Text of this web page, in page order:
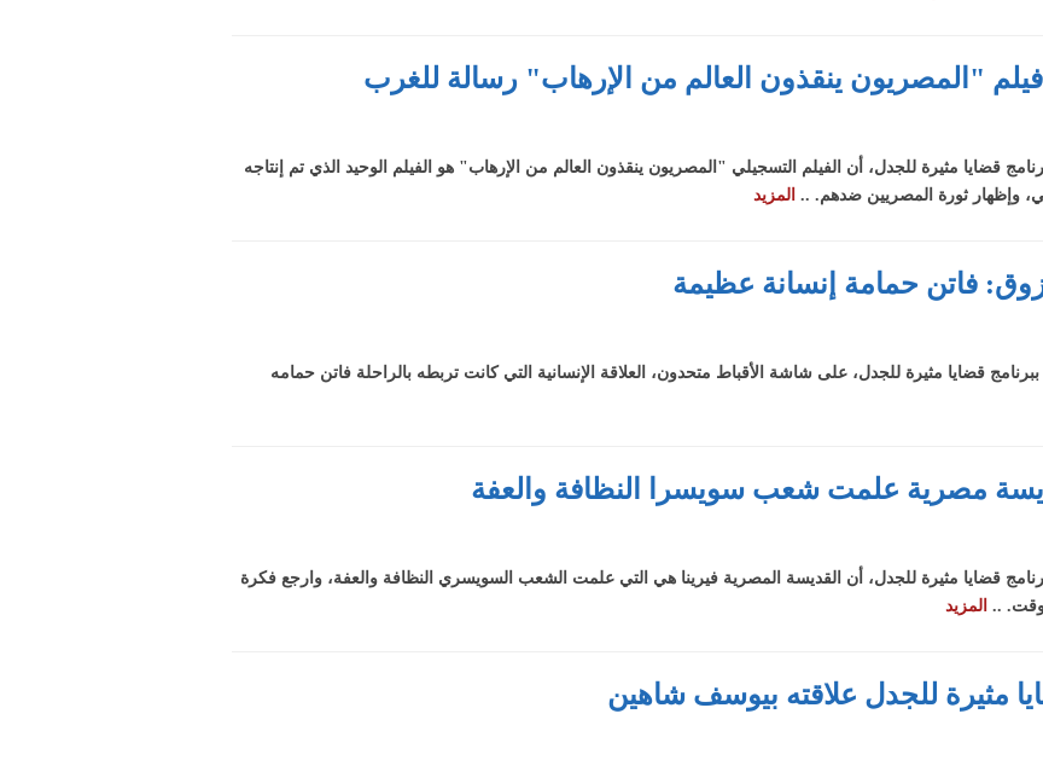
"المصريون ينقذون العالم من الإرهاب" رسالة للغرب
قضايا مثيرة للجدل، أن الفيلم التسجيلي "المصريون ينقذون العالم من الإرهاب" هو الفيلم الوحيد الذي تم إنتاجه
وإظهار ثورة المصريين ضدهم. .. المزيد
فاتن حمامة إنسانة عظيمة
قضايا مثيرة للجدل، على شاشة الأقباط متحدون، العلاقة الإنسانية التي كانت تربطه بالراحلة فاتن حمامه
مصرية علمت شعب سويسرا النظافة والعفة
قضايا مثيرة للجدل، أن القديسة المصرية فيرينا هي التي علمت الشعب السويسري النظافة والعفة، وارجع فكرة
.. المزيد
للجدل علاقته بيوسف شاهين